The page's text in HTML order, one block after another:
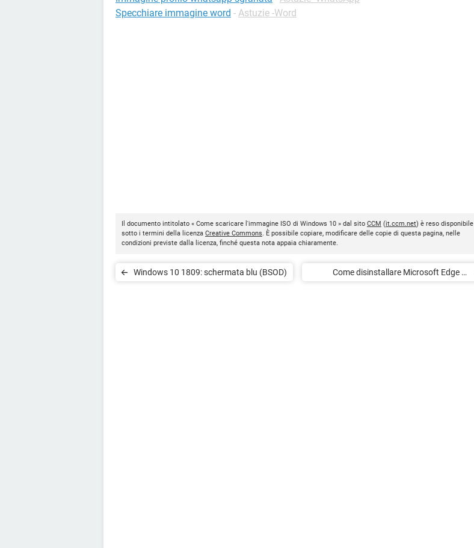
Specchiare immagine word - Astuzie -Word
Il documento intitolato « Come scaricare l'immagine ISO di Windows 10 » dal sito CCM (it.ccm.net) è reso disponibile
sotto i termini della licenza Creative Commons. È possibile copiare, modificare delle copie di questa pagina, nelle
condizioni previste dalla licenza, finché questa nota appaia chiaramente.
Windows 10 1809: schermata blu (BSOD)
Come disinstallare Microsoft Edge su